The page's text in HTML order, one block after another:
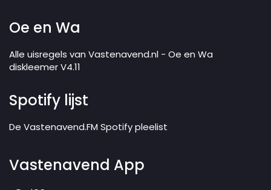
Oe en Wa
Alle uisregels van Vastenavend.nl - Oe en Wa
diskleemer V4.11
Spotify lijst
De Vastenavend.FM Spotify pleelist
Vastenavend App